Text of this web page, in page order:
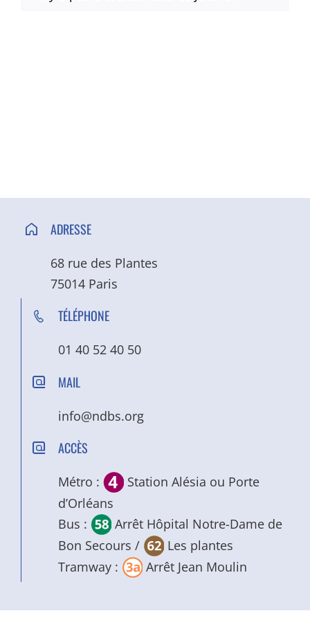
ADRESSE
68 rue des Plantes
75014 Paris
TÉLÉPHONE
01 40 52 40 50
MAIL
info@ndbs.org
ACCÈS
Métro :
Station Alésia ou Porte
d’Orléans
Bus :
Arrêt Hôpital Notre-Dame de
Bon Secours /
Les plantes
Tramway :
Arrêt Jean Moulin